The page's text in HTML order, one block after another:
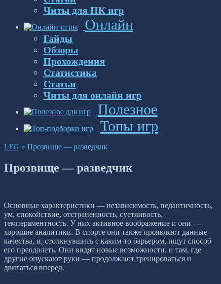
Читы для ПК игр
Онлайн
Гайды
Обзоры
Прохождения
Статистика
Статьи
Читы для онлайн игр
Полезное
Топы игр
LFG » Прозвище — разведчик
Прозвище — разведчик
Основные характеристики — независимость, педантичность,
ум, спокойствие, отстраненность, суетливость,
темпераментность. У них активное воображение и они —
хорошие аналитики. В спорте они также проявляют данные
качества, и, столкнувшись с каким-то барьером, ищут способ
его преодолеть. Они видят новые возможности, и там, где
другие опускают руки — продолжают тренироваться и
двигаться вперед.